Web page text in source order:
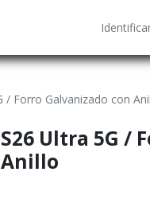
/ Forro Galvanizado con
Ultra 5G /